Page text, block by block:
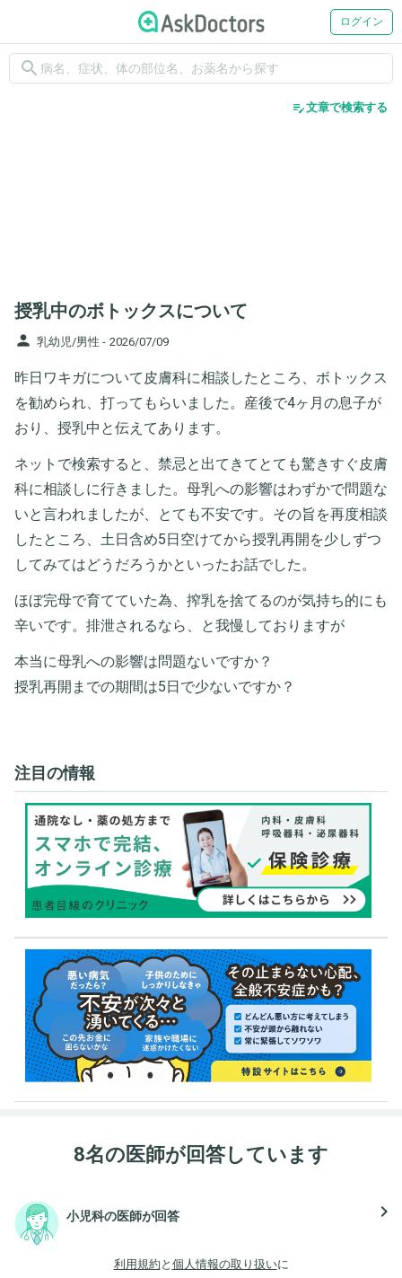
ログイン
search
edit_note文章で検索する
授乳中のボトックスについて
person 乳幼児/男性 - 2026/07/09
昨日ワキガについて皮膚科に相談したところ、ボトックス
を勧められ、打ってもらいました。産後で4ヶ月の息子が
おり、授乳中と伝えてあります。
ネットで検索すると、禁忌と出てきてとても驚きすぐ皮膚
科に相談しに行きました。母乳への影響はわずかで問題な
いと言われましたが、とても不安です。その旨を再度相談
したところ、土日含め5日空けてから授乳再開を少しずつ
してみてはどうだろうかといったお話でした。
ほぼ完母で育てていた為、搾乳を捨てるのが気持ち的にも
辛いです。排泄されるなら、と我慢しておりますが
本当に母乳への影響は問題ないですか？
授乳再開までの期間は5日で少ないですか？
注目の情報
8名の医師が回答しています
小児科の医師が回答 navigate_next
利用規約 と 個人情報の取り扱いに